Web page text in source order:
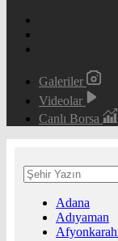
Galeriler
Videolar
Canlı Borsa
Adana
Adıyaman